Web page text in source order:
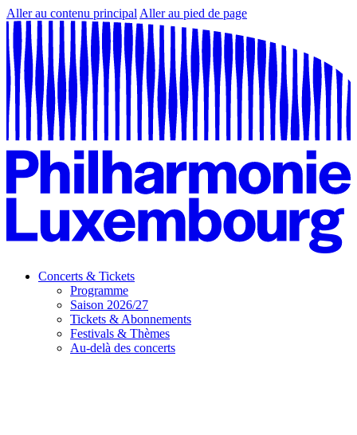
Aller au contenu principal Aller au pied de page
Concerts & Tickets
Programme
Saison 2026/27
Tickets & Abonnements
Festivals & Thèmes
Au-delà des concerts